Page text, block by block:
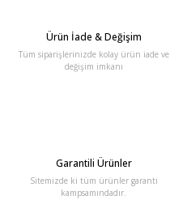
Ürün İade & Değişim
Tüm siparişlerinizde kolay ürün iade ve
değişim imkanı
Garantili Ürünler
Sitemizde ki tüm ürünler garanti
kampsamındadır.